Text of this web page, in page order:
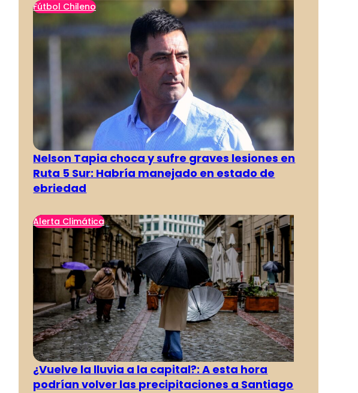
Fútbol Chileno
Nelson Tapia choca y sufre graves lesiones en
Ruta 5 Sur: Habría manejado en estado de
ebriedad
Alerta Climática
¿Vuelve la lluvia a la capital?: A esta hora
podrían volver las precipitaciones a Santiago